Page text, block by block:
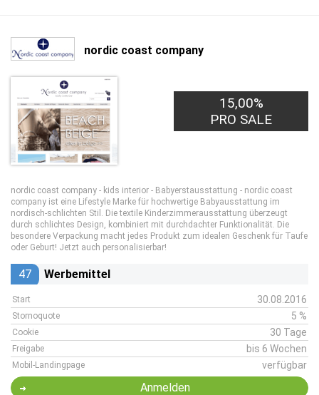
nordic coast company
15,00%
PRO SALE
nordic coast company - kids interior - Babyerstausstattung - nordic coast
company ist eine Lifestyle Marke für hochwertige Babyausstattung im
nordisch-schlichten Stil. Die textile Kinderzimmerausstattung überzeugt
durch schlichtes Design, kombiniert mit durchdachter Funktionalität. Die
besondere Verpackung macht jedes Produkt zum idealen Geschenk für Taufe
oder Geburt! Jetzt auch personalisierbar!
47 Werbemittel
Start 30.08.2016
Stornoquote 5 %
Cookie 30 Tage
Freigabe bis 6 Wochen
Mobil-Landingpage verfügbar
Anmelden